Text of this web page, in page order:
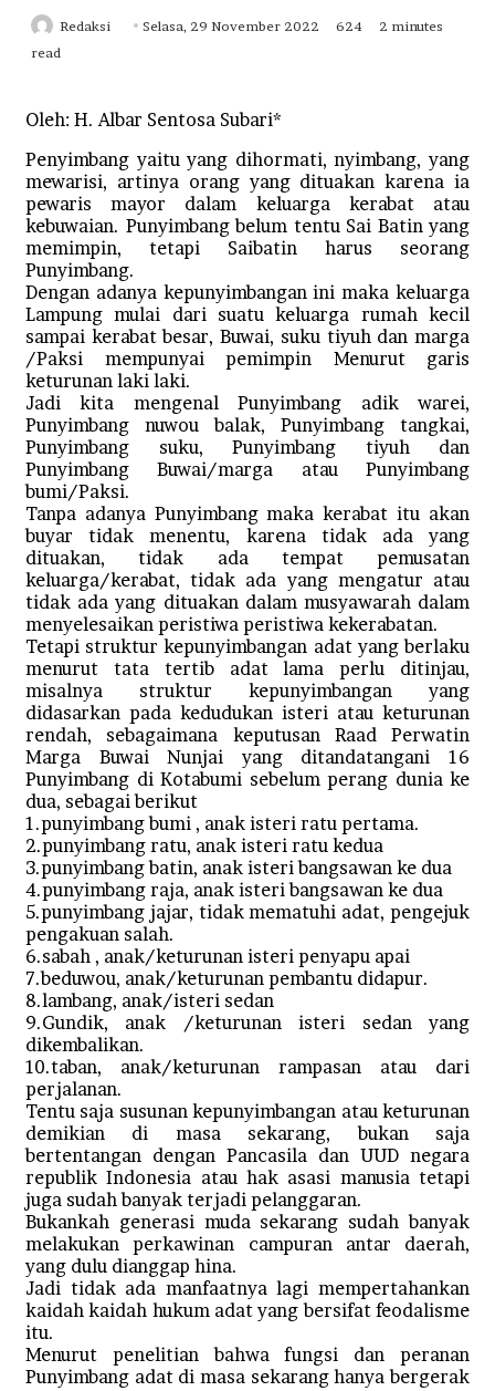
Redaksi
SendSelasa, 29 November 2022 624
2 minutes
read
Oleh: H. Albar Sentosa Subari*
Penyimbang yaitu yang dihormati, nyimbang, yang
mewarisi, artinya orang yang dituakan karena ia
pewaris mayor dalam keluarga kerabat atau
kebuwaian. Punyimbang belum tentu Sai Batin yang
memimpin, tetapi Saibatin harus seorang
Punyimbang.
Dengan adanya kepunyimbangan ini maka keluarga
Lampung mulai dari suatu keluarga rumah kecil
sampai kerabat besar, Buwai, suku tiyuh dan marga
/Paksi mempunyai pemimpin Menurut garis
keturunan laki laki.
Jadi kita mengenal Punyimbang adik warei,
Punyimbang nuwou balak, Punyimbang tangkai,
Punyimbang suku, Punyimbang tiyuh dan
Punyimbang Buwai/marga atau Punyimbang
bumi/Paksi.
Tanpa adanya Punyimbang maka kerabat itu akan
buyar tidak menentu, karena tidak ada yang
dituakan, tidak ada tempat pemusatan
keluarga/kerabat, tidak ada yang mengatur atau
tidak ada yang dituakan dalam musyawarah dalam
menyelesaikan peristiwa peristiwa kekerabatan.
Tetapi struktur kepunyimbangan adat yang berlaku
menurut tata tertib adat lama perlu ditinjau,
misalnya struktur kepunyimbangan yang
didasarkan pada kedudukan isteri atau keturunan
rendah, sebagaimana keputusan Raad Perwatin
Marga Buwai Nunjai yang ditandatangani 16
Punyimbang di Kotabumi sebelum perang dunia ke
dua, sebagai berikut
1.punyimbang bumi , anak isteri ratu pertama.
2.punyimbang ratu, anak isteri ratu kedua
3.punyimbang batin, anak isteri bangsawan ke dua
4.punyimbang raja, anak isteri bangsawan ke dua
5.punyimbang jajar, tidak mematuhi adat, pengejuk
pengakuan salah.
6.sabah , anak/keturunan isteri penyapu apai
7.beduwou, anak/keturunan pembantu didapur.
8.lambang, anak/isteri sedan
9.Gundik, anak /keturunan isteri sedan yang
dikembalikan.
10.taban, anak/keturunan rampasan atau dari
perjalanan.
Tentu saja susunan kepunyimbangan atau keturunan
demikian di masa sekarang, bukan saja
bertentangan dengan Pancasila dan UUD negara
republik Indonesia atau hak asasi manusia tetapi
juga sudah banyak terjadi pelanggaran.
Bukankah generasi muda sekarang sudah banyak
melakukan perkawinan campuran antar daerah,
yang dulu dianggap hina.
Jadi tidak ada manfaatnya lagi mempertahankan
kaidah kaidah hukum adat yang bersifat feodalisme
itu.
Menurut penelitian bahwa fungsi dan peranan
Punyimbang adat di masa sekarang hanya bergerak